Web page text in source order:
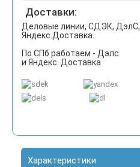
Доставки:
Деловые линии, СДЭК, ДэлС,
Яндекс.Доставка.
По СПб работаем - Дэлс
и Яндекс. Доставка
Характеристики